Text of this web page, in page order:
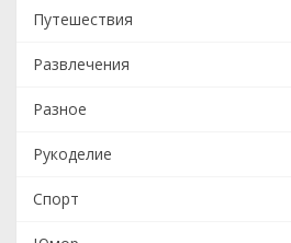
Путешествия
Развлечения
Разное
Рукоделие
Спорт